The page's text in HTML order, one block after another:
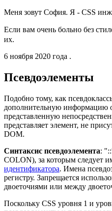
Меня зовут София. Я - CSS
Если вам очень больно без
их.
6 ноября 2020 года .
Псевдоэлементы
Подобно тому, как
дополнительную информацию
представленную
представляет элемент, не
DOM.
Синтаксис псевдоэлемента:
COLON), за которым следует
идентификатора. Имена
регистру. Запрещается
двоеточиями или между
Поскольку CSS уровня 1 и